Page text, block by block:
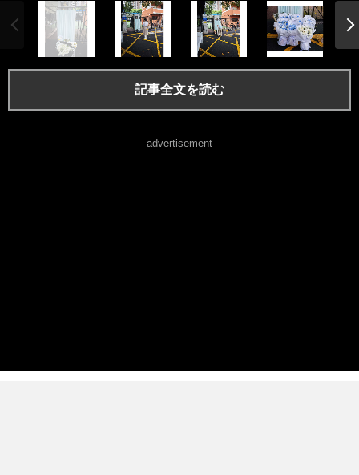
記事全文を読む
advertisement